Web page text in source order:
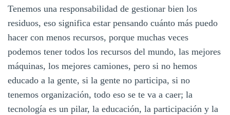
Tenemos una responsabilidad de gestionar bien los
residuos, eso significa estar pensando cuánto más puedo
hacer con menos recursos, porque muchas veces
podemos tener todos los recursos del mundo, las mejores
máquinas, los mejores camiones, pero si no hemos
educado a la gente, si la gente no participa, si no
tenemos organización, todo eso se te va a caer; la
tecnología es un pilar, la educación, la participación y la